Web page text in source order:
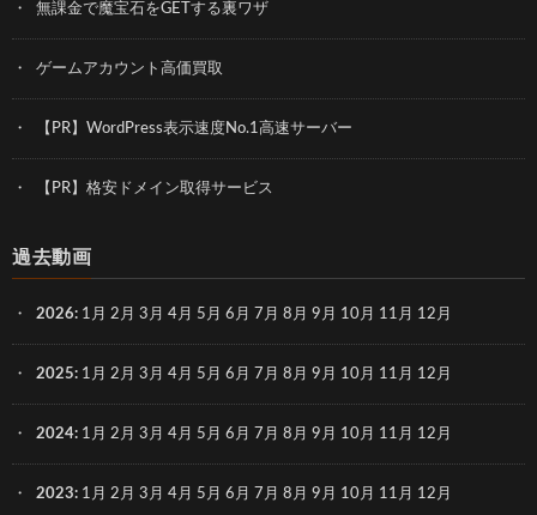
無課金で魔宝石をGETする裏ワザ
ゲームアカウント高価買取
【PR】WordPress表示速度No.1高速サーバー
【PR】格安ドメイン取得サービス
過去動画
2026: 1月 2月 3月 4月 5月 6月 7月 8月 9月 10月 11月 12月
2025: 1月 2月 3月 4月 5月 6月 7月 8月 9月 10月 11月 12月
2024: 1月 2月 3月 4月 5月 6月 7月 8月 9月 10月 11月 12月
2023: 1月 2月 3月 4月 5月 6月 7月 8月 9月 10月 11月 12月